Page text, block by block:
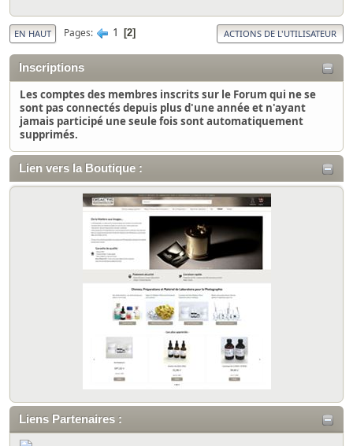
Inscriptions
Les comptes des membres inscrits sur le Forum qui ne se
sont pas connectés depuis plus d'une année et n'ayant
jamais participé une seule fois sont automatiquement
supprimés.
Lien vers la Boutique :
Liens Partenaires :
EN HAUT Pages 1 2 ACTIONS DE L'UTILISATEUR